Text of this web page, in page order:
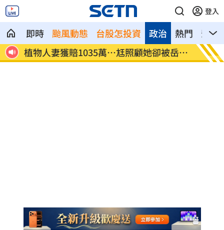
登入
即時 颱風動態 台股怎投資 熱門 影音
政治
協
植物人妻獲賠1035萬…尪照顧她卻被岳母
告
宏都
灣